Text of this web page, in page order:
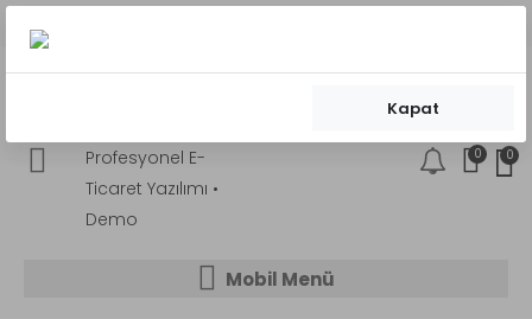
Mobil Menü 0 0
Mobil Menü
Mobil Menü
Kapat